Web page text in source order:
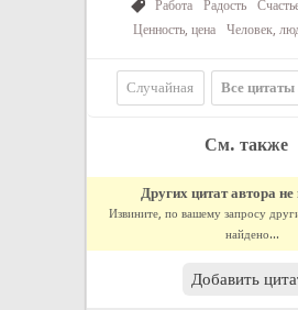
Работа Радость
Ценность, цена
Человек,
Случайная Все цитаты
См. также
Других цитат автора
Извините, по вашему запросу
найдено...
Добавить